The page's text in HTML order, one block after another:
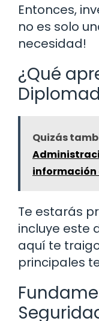
Entonces,
no es solo
necesidad!
¿Qué
Quizás
información
Te estarás
incluye este
aquí te
principales